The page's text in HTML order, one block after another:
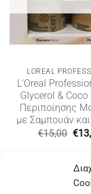
LOREAL
L’Oreal
Glycerol & Coco
Περιποίησης
με Σαμπουάν
€15,00
price
€